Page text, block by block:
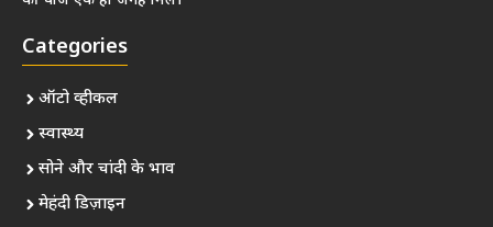
Categories
ऑटो व्हीकल
स्वास्थ्य
सोने और चांदी के भाव
मेहंदी डिज़ाइन